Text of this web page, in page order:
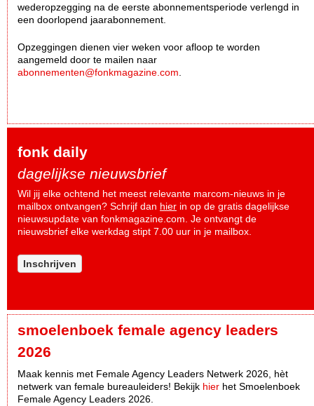
wederopzegging na de eerste abonnementsperiode verlengd in
een doorlopend jaarabonnement.
Opzeggingen dienen vier weken voor afloop te worden
aangemeld door te mailen naar
abonnementen@fonkmagazine.com
fonk daily
dagelijkse nieuwsbrief
Wil jij elke ochtend het meest relevante marcom-nieuws in je
mailbox ontvangen? Schrijf dan hier in op de gratis dagelijkse
nieuwsupdate van fonkmagazine.com. Je ontvangt de
nieuwsbrief elke werkdag stipt 7.00 uur in je mailbox.
Inschrijven
smoelenboek female agency leaders
2026
Maak kennis met Female Agency Leaders Netwerk 2026, hèt
netwerk van female bureauleiders! Bekijk hier het Smoelenboek
Female Agency Leaders 2026.